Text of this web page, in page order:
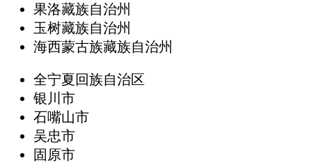
果洛藏族自治州
玉树藏族自治州
海西蒙古族藏族自治州
全宁夏回族自治区
银川市
石嘴山市
吴忠市
固原市